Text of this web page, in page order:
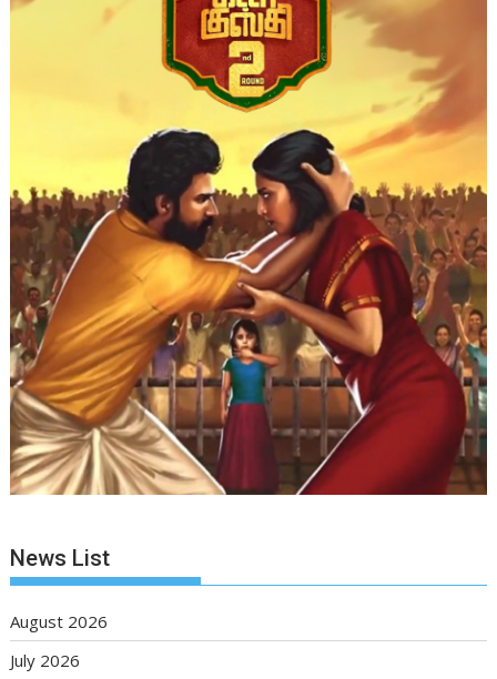
News List
August 2026
July 2026